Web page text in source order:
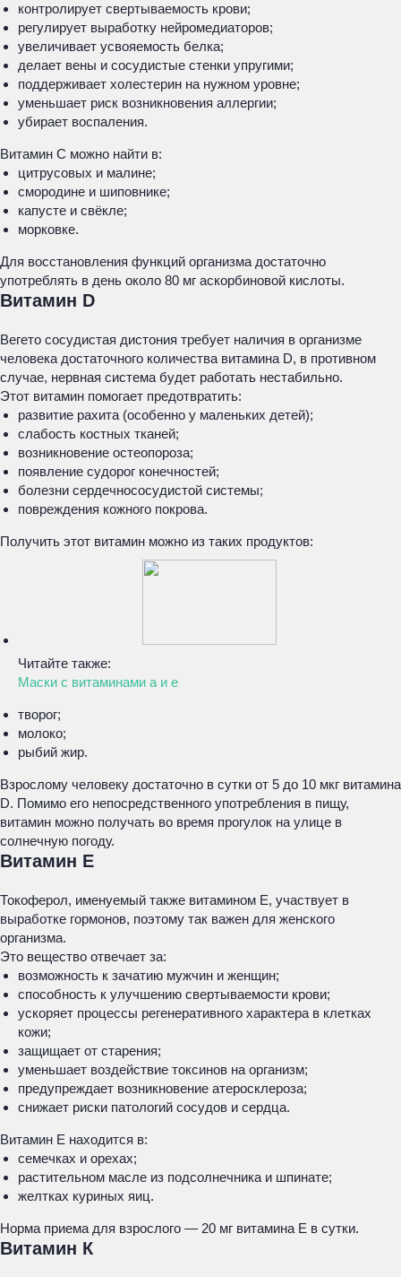
контролирует свертываемость крови;
регулирует выработку нейромедиаторов;
увеличивает усвояемость белка;
делает вены и сосудистые стенки упругими;
поддерживает холестерин на нужном уровне;
уменьшает риск возникновения аллергии;
убирает воспаления.
Витамин С можно найти в:
цитрусовых и малине;
смородине и шиповнике;
капусте и свёкле;
морковке.
Для восстановления функций организма достаточно
употреблять в день около 80 мг аскорбиновой кислоты.
Витамин D
Вегето сосудистая дистония требует наличия в организме
человека достаточного количества витамина D, в противном
случае, нервная система будет работать нестабильно.
Этот витамин помогает предотвратить:
развитие рахита (особенно у маленьких детей);
слабость костных тканей;
возникновение остеопороза;
появление судорог конечностей;
болезни сердечнососудистой системы;
повреждения кожного покрова.
Получить этот витамин можно из таких продуктов:
Читайте также:
Маски с витаминами а и е
творог;
молоко;
рыбий жир.
Взрослому человеку достаточно в сутки от 5 до 10 мкг витамина
D. Помимо его непосредственного употребления в пищу,
витамин можно получать во время прогулок на улице в
солнечную погоду.
Витамин Е
Токоферол, именуемый также витамином Е, участвует в
выработке гормонов, поэтому так важен для женского
организма.
Это вещество отвечает за:
возможность к зачатию мужчин и женщин;
способность к улучшению свертываемости крови;
ускоряет процессы регенеративного характера в клетках
кожи;
защищает от старения;
уменьшает воздействие токсинов на организм;
предупреждает возникновение атеросклероза;
снижает риски патологий сосудов и сердца.
Витамин Е находится в:
семечках и орехах;
растительном масле из подсолнечника и шпинате;
желтках куриных яиц.
Норма приема для взрослого — 20 мг витамина Е в сутки.
Витамин К